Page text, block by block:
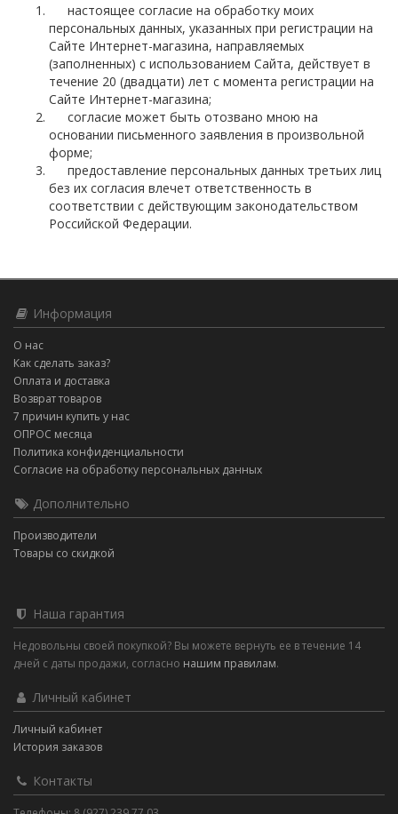
настоящее согласие на обработку моих
персональных данных, указанных при регистрации на
Сайте Интернет-магазина, направляемых
(заполненных) с использованием Cайта, действует в
течение 20 (двадцати) лет с момента регистрации на
Cайте Интернет-магазина;
согласие может быть отозвано мною на
основании письменного заявления в произвольной
форме;
предоставление персональных данных третьих лиц
без их согласия влечет ответственность в
соответствии с действующим законодательством
Российской Федерации.
Информация
О нас
Как сделать заказ?
Оплата и доставка
Возврат товаров
7 причин купить у нас
ОПРОС месяца
Политика конфиденциальности
Согласие на обработку персональных данных
Дополнительно
Производители
Товары со скидкой
Наша гарантия
Недовольны своей покупкой? Вы можете вернуть ее в течение 14
дней с даты продажи, согласно нашим правилам.
Личный кабинет
Личный кабинет
История заказов
Контакты